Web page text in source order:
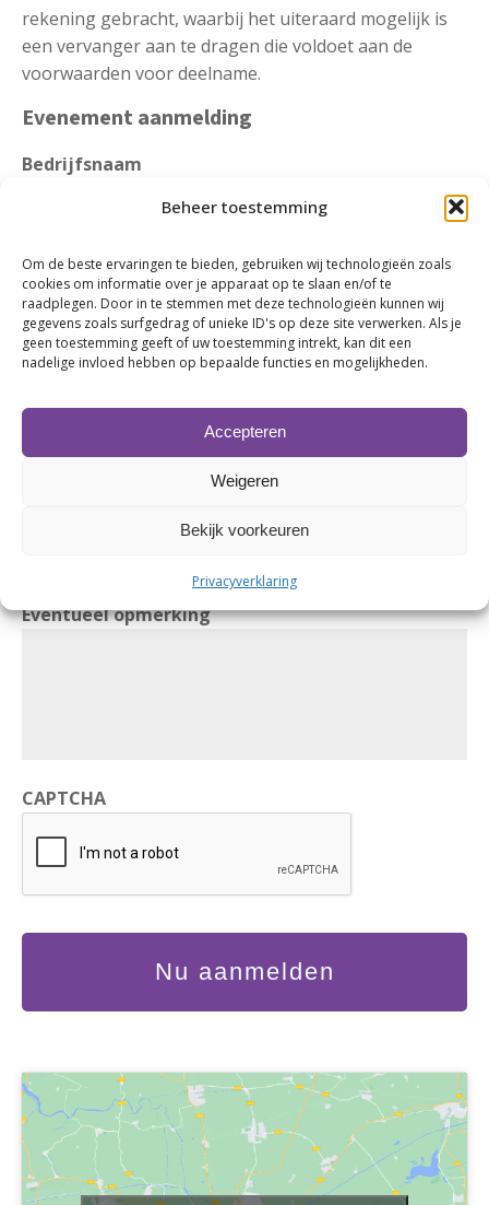
Beheer toestemming
Om de beste ervaringen te bieden, gebruiken wij technologieën zoals
cookies om informatie over je apparaat op te slaan en/of te
raadplegen. Door in te stemmen met deze technologieën kunnen wij
gegevens zoals surfgedrag of unieke ID's op deze site verwerken. Als je
geen toestemming geeft of uw toestemming intrekt, kan dit een
nadelige invloed hebben op bepaalde functies en mogelijkheden.
Accepteren
Weigeren
Bekijk voorkeuren
Privacyverklaring
rekening gebracht, waarbij het uiteraard mogelijk is
een vervanger aan te dragen die voldoet aan de
voorwaarden voor deelname.
Evenement aanmelding
Bedrijfsnaam
Naam*
Eventueel opmerking
CAPTCHA